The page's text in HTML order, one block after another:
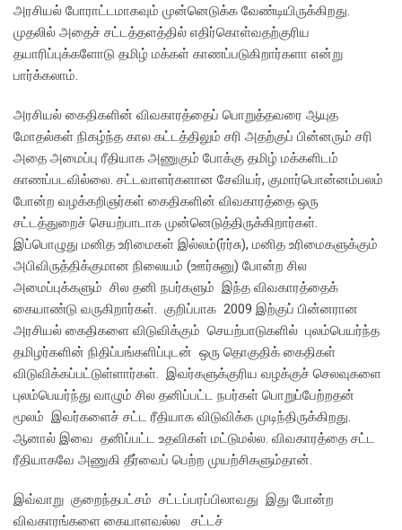
அரசியல் போராட்டமாகவும் முன்னெடுக்க வேண்டியிருக்கிறது.
முதலில் அதைச் சட்டத்தளத்தில் எதிர்கொள்வதற்குரிய
தயாரிப்புக்களோடு தமிழ் மக்கள் காணப்படுகிறார்களா என்று
பார்க்கலாம்.
அரசியல் கைதிகளின் விவகாரத்தைப் பொறுத்தவரை ஆயுத
மோதல்கள் நிகழ்ந்த கால கட்டத்திலும் சரி அதற்குப் பின்னரும் சரி
அதை அமைப்பு ரீதியாக அணுகும் போக்கு தமிழ் மக்களிடம்
காணப்படவில்லை. சட்டவாளர்களான சேவியர், குமார்பொன்னம்பலம்
போன்ற வழக்கறிஞர்கள் கைதிகளின் விவகாரத்தை ஒரு
சட்டத்துறைச் செயற்பாடாக முன்னெடுத்திருக்கிறார்கள்.
இப்பொழுது மனித உரிமைகள் இல்லம்(ர்ர்சு), மனித உரிமைகளுக்கும்
அபிவிருத்திக்குமான நிலையம் (ஊர்சுனு) போன்ற சில
அமைப்புக்களும் சில தனி நபர்களும் இந்த விவகாரத்தைக்
கையாண்டு வருகிறார்கள். குறிப்பாக 2009 இற்குப் பின்னரான
அரசியல் கைதிகளை விடுவிக்கும் செயற்பாடுகளில் புலம்பெயர்ந்த
தமிழர்களின் நிதிப்பங்களிப்புடன் ஒரு தொகுதிக் கைதிகள்
விடுவிக்கப்பட்டுள்ளார்கள். இவர்களுக்குரிய வழக்குச் செலவுகளை
புலம்பெயர்ந்து வாழும் சில தனிப்பட்ட நபர்கள் பொறுப்பேற்றதன்
மூலம் இவர்களைச் சட்ட ரீதியாக விடுவிக்க முடிந்திருக்கிறது.
ஆனால் இவை தனிப்பட்ட உதவிகள் மட்டுமல்ல. விவகாரத்தை சட்ட
ரீதியாகவே அணுகி தீர்வைப் பெற்ற முயற்சிகளும்தான்.
இவ்வாறு குறைந்தபட்சம் சட்டப்பரப்பிலாவது இது போன்ற
விவகாரங்களை கையாளவல்ல சட்டச்